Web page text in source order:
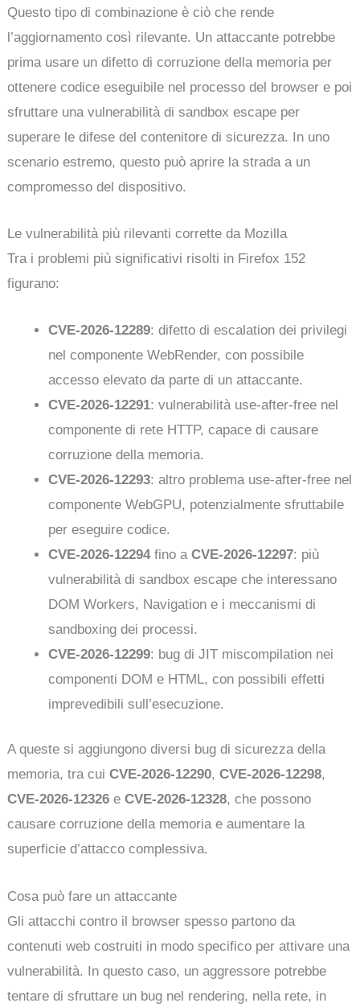
Questo tipo di combinazione è ciò che rende
l’aggiornamento così rilevante. Un attaccante potrebbe
prima usare un difetto di corruzione della memoria per
ottenere codice eseguibile nel processo del browser e poi
sfruttare una vulnerabilità di sandbox escape per
superare le difese del contenitore di sicurezza. In uno
scenario estremo, questo può aprire la strada a un
compromesso del dispositivo.
Le vulnerabilità più rilevanti corrette da Mozilla
Tra i problemi più significativi risolti in Firefox 152
figurano:
CVE-2026-12289: difetto di escalation dei privilegi
nel componente WebRender, con possibile
accesso elevato da parte di un attaccante.
CVE-2026-12291: vulnerabilità use-after-free nel
componente di rete HTTP, capace di causare
corruzione della memoria.
CVE-2026-12293: altro problema use-after-free nel
componente WebGPU, potenzialmente sfruttabile
per eseguire codice.
CVE-2026-12294fino aCVE-2026-12297: più
vulnerabilità di sandbox escape che interessano
DOM Workers, Navigation e i meccanismi di
sandboxing dei processi.
CVE-2026-12299: bug di JIT miscompilation nei
componenti DOM e HTML, con possibili effetti
imprevedibili sull’esecuzione.
A queste si aggiungono diversi bug di sicurezza della
memoria, tra cuiCVE-2026-12290,CVE-2026-12298,
CVE-2026-12326 eCVE-2026-12328, che possono
causare corruzione della memoria e aumentare la
superficie d’attacco complessiva.
Cosa può fare un attaccante
Gli attacchi contro il browser spesso partono da
contenuti web costruiti in modo specifico per attivare una
vulnerabilità. In questo caso, un aggressore potrebbe
tentare di sfruttare un bug nel rendering, nella rete, in